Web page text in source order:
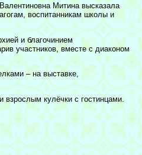
Митина высказала
воспитанникам школы и
и благочинием
участников, вместе с диаконом
– на выставке,
взрослым кулёчки с гостинцами.